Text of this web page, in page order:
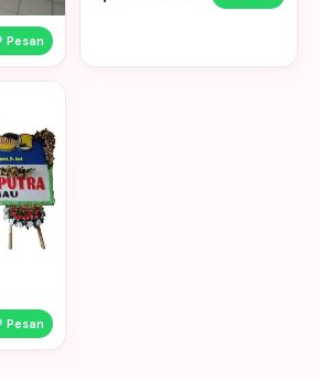
Pesan
Pesan